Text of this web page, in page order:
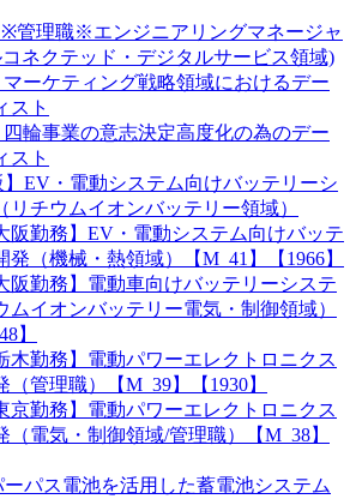
管理職※エンジニアリングマネージャ
ネクテッド・デジタルサービス領域)
マーケティング戦略領域におけるデー
スト
四輪事業の意志決定高度化の為のデー
スト
】EV・電動システム向けバッテリーシ
リチウムイオンバッテリー領域）
勤務】EV・電動システム向けバッテ
発（機械・熱領域）【M_41】【1966】
勤務】電動車向けバッテリーシステ
ムイオンバッテリー電気・制御領域）
】
勤務】電動パワーエレクトロニクス
（管理職）【M_39】【1930】
勤務】電動パワーエレクトロニクス
（電気・制御領域/管理職）【M_38】
ーパス電池を活用した蓄電池システム